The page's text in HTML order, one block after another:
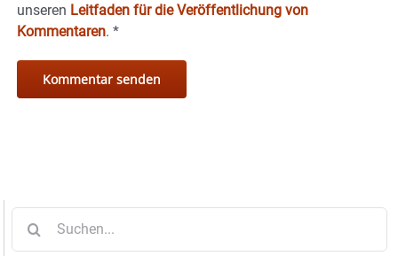
unseren Leitfaden für die Veröffentlichung von
Kommentaren. *
nach: